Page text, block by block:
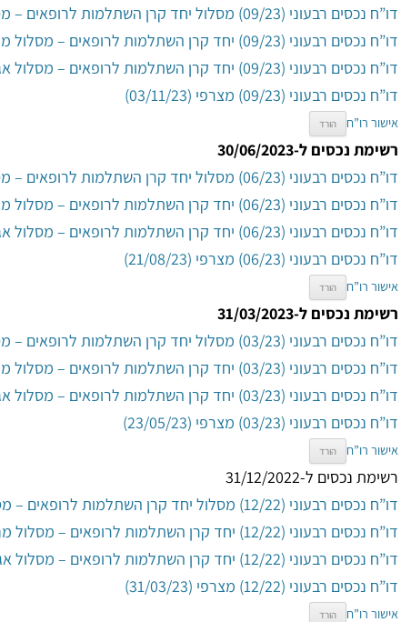
דו”ח נכסים רבעוני (09/23) מסלול יחד קרן השתלמות לרופאים – מסלול כללי (03/11/23)
דו”ח נכסים רבעוני (09/23) יחד קרן השתלמות לרופאים – מסלול מניות (03/11/23)
דו”ח נכסים רבעוני (09/23) יחד קרן השתלמות לרופאים – מסלול אג”ח ממשלות (03/11/23)
דו”ח נכסים רבעוני (09/23) מצרפי (03/11/23)
אישור רו”ח הורד
רשימת נכסים ל-30/06/2023
דו”ח נכסים רבעוני (06/23) מסלול יחד קרן השתלמות לרופאים – מסלול כללי (21/08/23)
דו”ח נכסים רבעוני (06/23) יחד קרן השתלמות לרופאים – מסלול מניות (21/08/23)
דו”ח נכסים רבעוני (06/23) יחד קרן השתלמות לרופאים – מסלול אג”ח ממשלות (21/08/23)
דו”ח נכסים רבעוני (06/23) מצרפי (21/08/23)
אישור רו”ח הורד
רשימת נכסים ל-31/03/2023
דו”ח נכסים רבעוני (03/23) מסלול יחד קרן השתלמות לרופאים – מסלול כללי (23/05/23)
דו”ח נכסים רבעוני (03/23) יחד קרן השתלמות לרופאים – מסלול מניות (23/05/23)
דו”ח נכסים רבעוני (03/23) יחד קרן השתלמות לרופאים – מסלול אג”ח ממשלות (23/05/23)
דו”ח נכסים רבעוני (03/23) מצרפי (23/05/23)
אישור רו”ח הורד
רשימת נכסים ל-31/12/2022
דו”ח נכסים רבעוני (12/22) מסלול יחד קרן השתלמות לרופאים – מסלול כללי (31/03/23)
דו”ח נכסים רבעוני (12/22) יחד קרן השתלמות לרופאים – מסלול מניות
דו”ח נכסים רבעוני (12/22) יחד קרן השתלמות לרופאים – מסלול אג”ח ממשלות (31/03/23)
דו”ח נכסים רבעוני (12/22) מצרפי (31/03/23)
אישור רו”ח הורד